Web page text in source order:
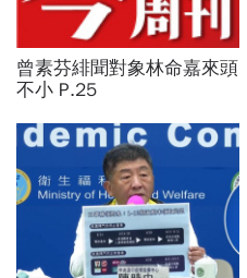
曾素芬緋聞對象林命嘉來頭
不小 P.25